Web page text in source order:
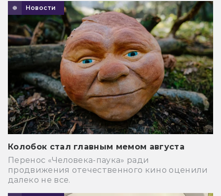
Новости
Колобок стал главным мемом августа
Перенос «Человека-паука» ради
продвижения отечественного кино оценили
далеко не все.